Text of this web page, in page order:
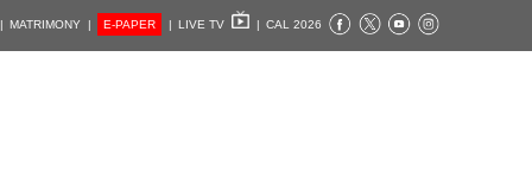
MATRIMONY | E-PAPER | LIVE TV | CAL 2026